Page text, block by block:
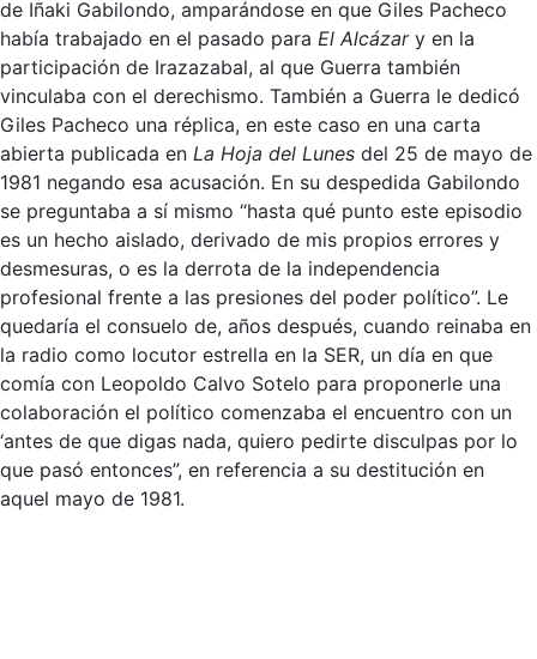
de Iñaki Gabilondo, amparándose en que Giles Pacheco
había trabajado en el pasado para El Alcázar y en la
participación de Irazazabal, al que Guerra también
vinculaba con el derechismo. También a Guerra le dedicó
Giles Pacheco una réplica, en este caso en una carta
abierta publicada en La Hoja del Lunes del 25 de mayo de
1981 negando esa acusación. En su despedida Gabilondo
se preguntaba a sí mismo “hasta qué punto este episodio
es un hecho aislado, derivado de mis propios errores y
desmesuras, o es la derrota de la independencia
profesional frente a las presiones del poder político”. Le
quedaría el consuelo de, años después, cuando reinaba en
la radio como locutor estrella en la SER, un día en que
comía con Leopoldo Calvo Sotelo para proponerle una
colaboración el político comenzaba el encuentro con un
‘antes de que digas nada, quiero pedirte disculpas por lo
que pasó entonces”, en referencia a su destitución en
aquel mayo de 1981.